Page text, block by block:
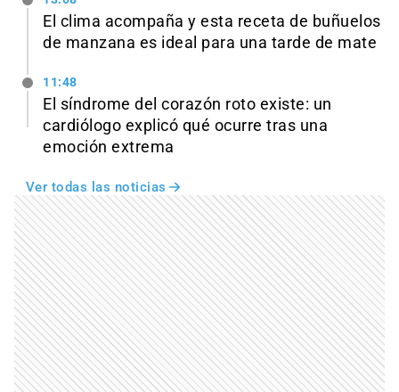
El clima acompaña y esta receta de buñuelos
de manzana es ideal para una tarde de mate
11:48
El síndrome del corazón roto existe: un
cardiólogo explicó qué ocurre tras una
emoción extrema
Ver todas las noticias